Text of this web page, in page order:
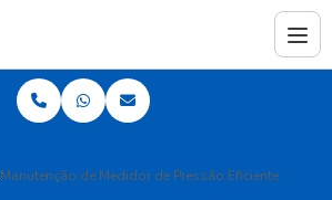
Manutenção de Medidor de Pressão Eficiente